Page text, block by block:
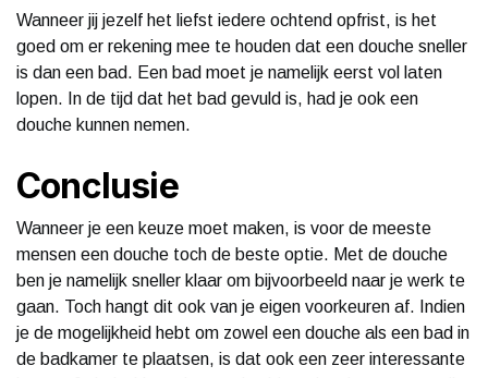
Wanneer jij jezelf het liefst iedere ochtend opfrist, is het
goed om er rekening mee te houden dat een douche sneller
is dan een bad. Een bad moet je namelijk eerst vol laten
lopen. In de tijd dat het bad gevuld is, had je ook een
douche kunnen nemen.
Conclusie
Wanneer je een keuze moet maken, is voor de meeste
mensen een douche toch de beste optie. Met de douche
ben je namelijk sneller klaar om bijvoorbeeld naar je werk te
gaan. Toch hangt dit ook van je eigen voorkeuren af. Indien
je de mogelijkheid hebt om zowel een douche als een bad in
de badkamer te plaatsen, is dat ook een zeer interessante